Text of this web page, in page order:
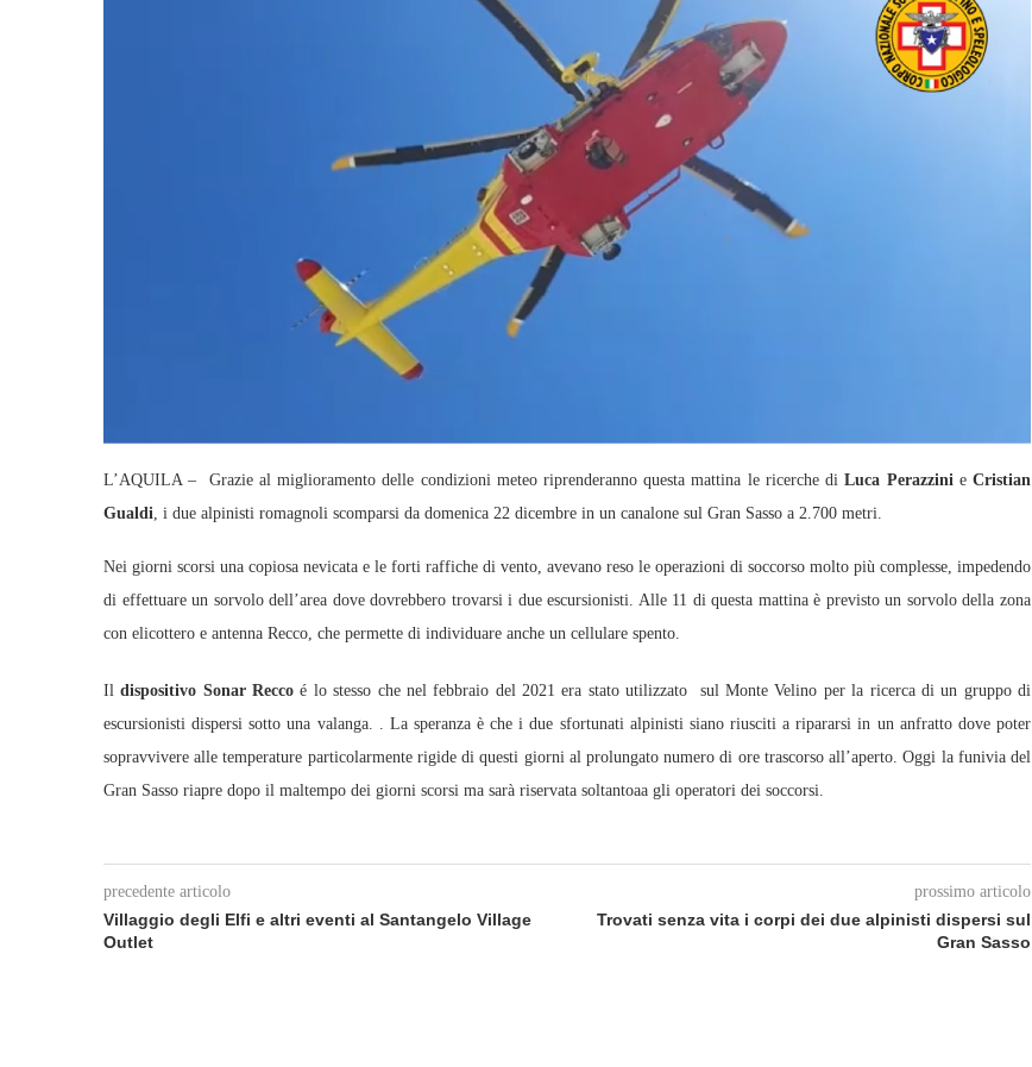
L’AQUILA – Grazie al miglioramento delle condizioni meteo riprenderanno questa mattina le ricerche diLuca Perazzini eCristian
Gualdi , i due alpinisti romagnoli scomparsi da domenica 22 dicembre in un canalone sul Gran Sasso a 2.700 metri.
Nei giorni scorsi una copiosa nevicata e le forti raffiche di vento, avevano reso le operazioni di soccorso molto più complesse, impedendo
di effettuare un sorvolo dell’area dove dovrebbero trovarsi i due escursionisti. Alle 11 di questa mattina è previsto un sorvolo della zona
con elicottero e antenna Recco, che permette di individuare anche un cellulare spento.
Ildispositivo Sonar Recco é lo stesso che nel febbraio del 2021 era stato utilizzato sul Monte Velino per la ricerca di un gruppo di
escursionisti dispersi sotto una valanga. . La speranza è che i due sfortunati alpinisti siano riusciti a ripararsi in un anfratto dove poter
sopravvivere alle temperature particolarmente rigide di questi giorni al prolungato numero di ore trascorso all’aperto. Oggi la funivia del
Gran Sasso riapre dopo il maltempo dei giorni scorsi ma sarà riservata soltantoaa gli operatori dei soccorsi.
precedente articolo
Villaggio degli Elfi e altri eventi al Santangelo Village
Outlet
prossimo articolo
Trovati senza vita i corpi dei due alpinisti dispersi sul
Gran Sasso